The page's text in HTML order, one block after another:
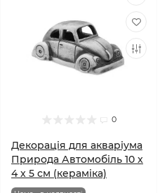
0
Декорація для акваріума
Природа Автомобіль 10 x
4 x 5 см (кераміка)